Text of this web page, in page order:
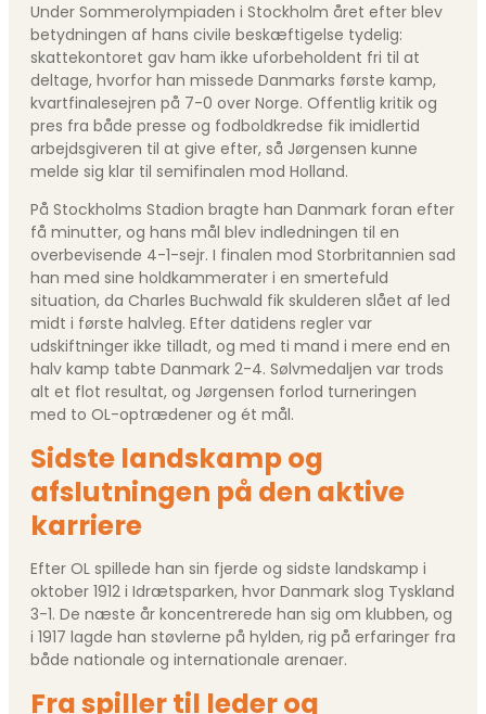
Under Sommer­olympiaden i Stockholm året efter blev
betydningen af hans civile beskæftigelse tydelig:
skattekontoret gav ham ikke uforbeholdent fri til at
deltage, hvorfor han missede Danmarks første kamp,
kvartfinalesejren på 7-0 over Norge. Offentlig kritik og
pres fra både presse og fodboldkredse fik imidlertid
arbejdsgiveren til at give efter, så Jørgensen kunne
melde sig klar til semifinalen mod Holland.
På Stockholms Stadion bragte han Danmark foran efter
få minutter, og hans mål blev indledningen til en
overbevisende 4-1-sejr. I finalen mod Storbritannien sad
han med sine holdkammerater i en smertefuld
situation, da Charles Buchwald fik skulderen slået af led
midt i første halvleg. Efter datidens regler var
udskiftninger ikke tilladt, og med ti mand i mere end en
halv kamp tabte Danmark 2-4. Sølvmedaljen var trods
alt et flot resultat, og Jørgensen forlod turneringen
med to OL-optrædener og ét mål.
Sidste landskamp og
afslutningen på den aktive
karriere
Efter OL spillede han sin fjerde og sidste landskamp i
oktober 1912 i Idrætsparken, hvor Danmark slog Tyskland
3-1. De næste år koncentrerede han sig om klubben, og
i 1917 lagde han støvlerne på hylden, rig på erfaringer fra
både nationale og internationale arenaer.
Fra spiller til leder og